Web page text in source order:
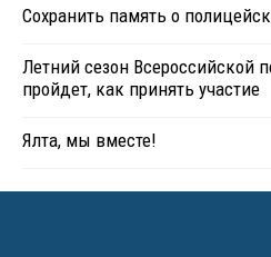
Сохранить память о
Летний сезон Всероссийской
пройдет, как принять участие
Ялта, мы вместе!